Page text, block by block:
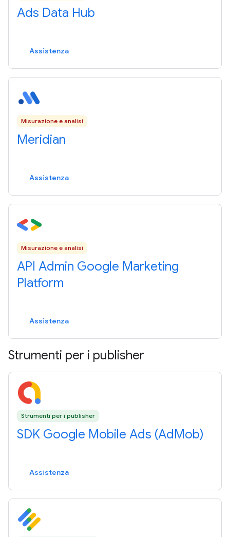
Ads Data Hub
Assistenza
Misurazione e analisi
Meridian
Assistenza
Misurazione e analisi
API Admin Google Marketing
Platform
Assistenza
Strumenti per i publisher
Strumenti per i publisher
SDK Google Mobile Ads (AdMob)
Assistenza